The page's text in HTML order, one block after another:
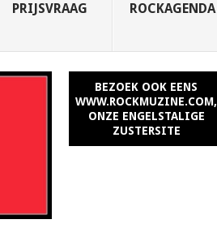
PRIJSVRAAG ROCKAGENDA
BEZOEK OOK EENS
WWW.ROCKMUZINE.COM,
ONZE ENGELSTALIGE
ZUSTERSITE